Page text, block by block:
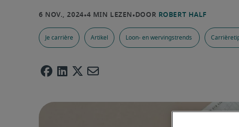
Je carrière Artikel Loon- en wervingstrends